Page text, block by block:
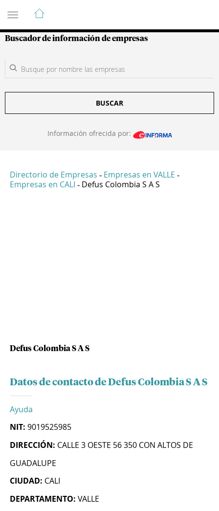
Guía de Empresas Colombianas
Buscador de información de empresas
BUSCAR
Información ofrecida por:
Directorio de Empresas - Empresas en VALLE -
Empresas en CALI - Defus Colombia S A S
Defus Colombia S A S
Datos de contacto de Defus Colombia S A S
Ayuda
NIT: 9019525985
DIRECCIÓN: CALLE 3 OESTE 56 350 CON ALTOS DE
GUADALUPE
CIUDAD: CALI
DEPARTAMENTO: VALLE